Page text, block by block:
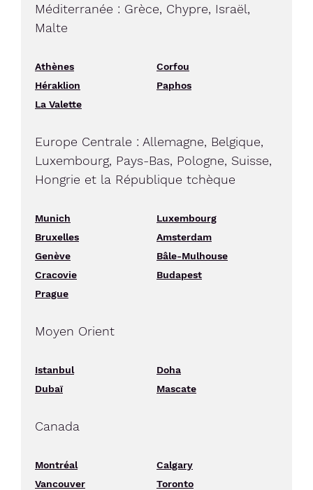
Méditerranée : Grèce, Chypre, Israël,
Malte
Athènes
Corfou
Héraklion
Paphos
La Valette
Europe Centrale : Allemagne, Belgique,
Luxembourg, Pays-Bas, Pologne, Suisse,
Hongrie et la République tchèque
Munich
Luxembourg
Bruxelles
Amsterdam
Genève
Bâle-Mulhouse
Cracovie
Budapest
Prague
Moyen Orient
Istanbul
Doha
Dubaï
Mascate
Canada
Montréal
Calgary
Vancouver
Toronto